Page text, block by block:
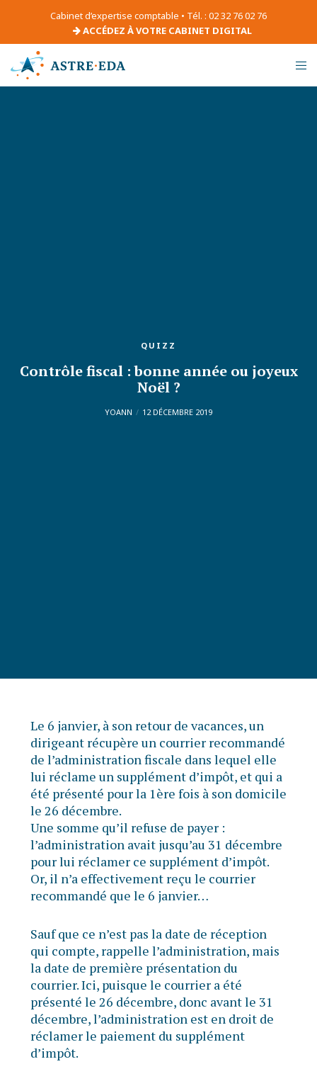
Cabinet d’expertise comptable • Tél. : 02 32 76 02 76
ACCÉDEZ À VOTRE CABINET DIGITAL
QUIZZ
Contrôle fiscal : bonne année ou joyeux
Noël ?
YOANN 12 DÉCEMBRE 2019
Le 6 janvier, à son retour de vacances, un
dirigeant récupère un courrier recommandé
de l’administration fiscale dans lequel elle
lui réclame un supplément d’impôt, et qui a
été présenté pour la 1ère fois à son domicile
le 26 décembre.
Une somme qu’il refuse de payer :
l’administration avait jusqu’au 31 décembre
pour lui réclamer ce supplément d’impôt.
Or, il n’a effectivement reçu le courrier
recommandé que le 6 janvier…
Sauf que ce n’est pas la date de réception
qui compte, rappelle l’administration, mais
la date de première présentation du
courrier. Ici, puisque le courrier a été
présenté le 26 décembre, donc avant le 31
décembre, l’administration est en droit de
réclamer le paiement du supplément
d’impôt.